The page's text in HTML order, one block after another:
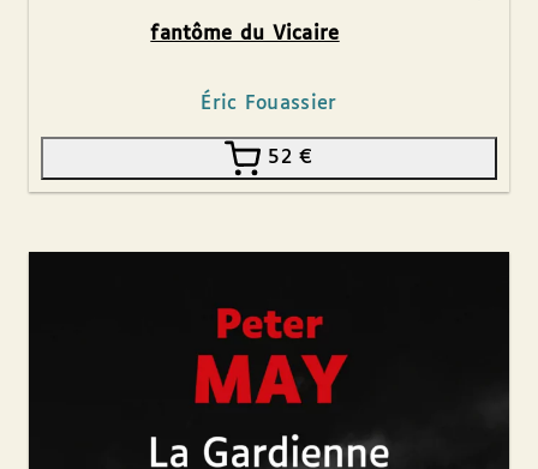
fantôme du Vicaire
Éric Fouassier
52€